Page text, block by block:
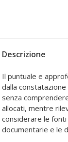
Descrizione
Il puntuale e
dalla
senza
allocati, mentre
considerare le
documentarie e le
così in campo un
per offrire dati utili
informazioni fino a
offrendo una più